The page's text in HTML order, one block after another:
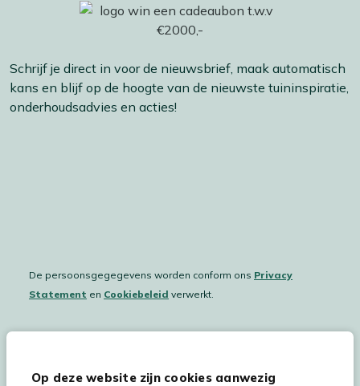
Op deze website zijn cookies aanwezig
Schrijf je direct in voor de nieuwsbrief, maak automatisch
kans en blijf op de hoogte van de nieuwste tuininspiratie,
onderhoudsadvies en acties!
De persoonsgegegevens worden conform ons Privacy
Statement en Cookiebeleid verwerkt.
Hulp & service